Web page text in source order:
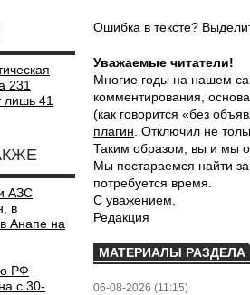
231
лишь 41
АЗС
в
Анапе на
РФ
с 30-
Ошибка в тексте?
Уважаемые читатели!
Многие годы на нашем
комментирования,
(как говорится «без
плагин . Отключил не
Таким образом, вы и мы
Мы постараемся найти
потребуется время.
С уважением,
Редакция
МАТЕРИАЛЫ РАЗДЕЛА
06-08-2026 (11:15)